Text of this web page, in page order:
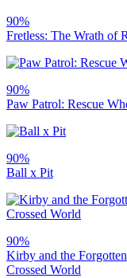
90%
Fretless: The Wrath of
90%
Paw Patrol: Rescue
90%
Ball x Pit
90%
Kirby and the
Crossed World